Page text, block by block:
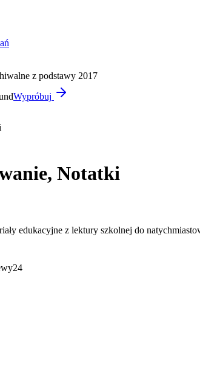
z podstawy 2017
Wypróbuj
Notatki
edukacyjne z lektury szkolnej do